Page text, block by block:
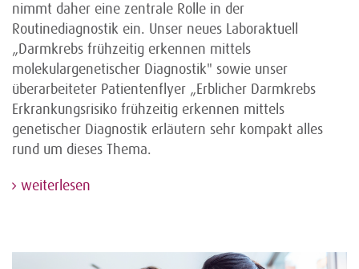
nimmt daher eine zentrale Rolle in der
Routinediagnostik ein. Unser neues Laboraktuell
„Darmkrebs frühzeitig erkennen mittels
molekulargenetischer Diagnostik" sowie unser
überarbeiteter Patientenflyer „Erblicher Darmkrebs
Erkrankungsrisiko frühzeitig erkennen mittels
genetischer Diagnostik erläutern sehr kompakt alles
rund um dieses Thema.
weiterlesen